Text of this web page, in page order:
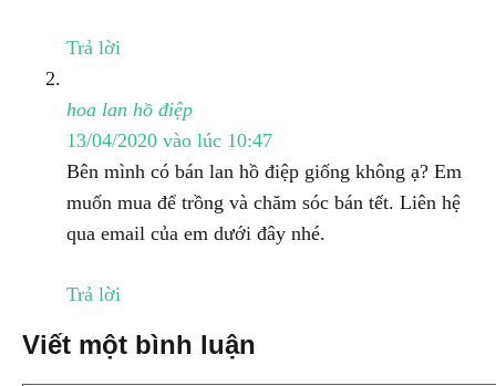
Trả lời
hoa lan hồ điệp
13/04/2020 vào lúc 10:47
Bên mình có bán lan hồ điệp giống không ạ? Em
muốn mua để trồng và chăm sóc bán tết. Liên hệ
qua email của em dưới đây nhé.
Trả lời
Viết một bình luận